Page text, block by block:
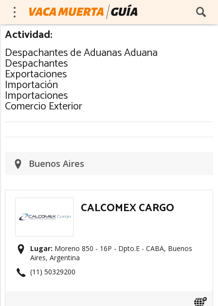
Actividad:
Despachantes de Aduanas Aduana
Despachantes
Exportaciones
Importación
Importaciones
Comercio Exterior
Buenos Aires
CALCOMEX CARGO
Lugar: Moreno 850 - 16P - Dpto.E - CABA, Buenos
Aires, Argentina
(11) 50329200